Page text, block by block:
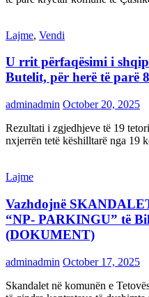
Lajme, Vendi
U rrit përfaqësimi i
Butelit, për herë të parë
adminadmin October 20, 2025
Rezultati i zgjedhjeve të 19
nxjerrën tetë këshilltarë nga 19
Lajme
Vazhdojnë
“NP- PARKINGU” të
(DOKUMENT)
adminadmin October 17, 2025
Skandalet në komunën e